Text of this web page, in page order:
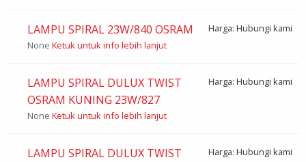
LAMPU SPIRAL 23W/840 OSRAM
Harga: Hubungi kami
None Ketuk untuk info lebih lanjut
LAMPU SPIRAL DULUX TWIST
OSRAM KUNING 23W/827
Harga: Hubungi kami
None Ketuk untuk info lebih lanjut
LAMPU SPIRAL DULUX TWIST
Harga: Hubungi kami